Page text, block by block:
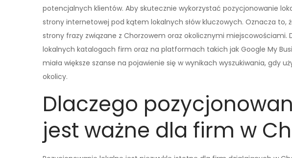
potencjalnych klientów. Aby skutecznie wykorzystać pozycjonowanie
strony internetowej pod kątem lokalnych słów kluczowych. Oznacza to,
strony frazy związane z Chorzowem oraz okolicznymi
lokalnych katalogach firm oraz na platformach takich jak Google My
miała większe szanse na pojawienie się w wynikach wyszukiwania, gdy
okolicy.
Dlaczego
jest ważne dla firm w